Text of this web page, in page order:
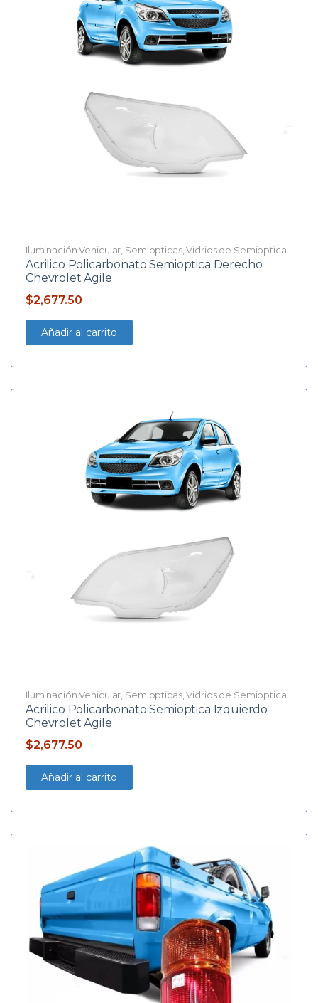
Iluminación Vehicular Semiopticas,Vidrios de Semioptica
Acrilico Policarbonato Semioptica Derecho
Chevrolet Agile
$2,677.50
Añadir al carrito
Iluminación Vehicular Semiopticas,Vidrios de Semioptica
Acrilico Policarbonato Semioptica Izquierdo
Chevrolet Agile
$2,677.50
Añadir al carrito